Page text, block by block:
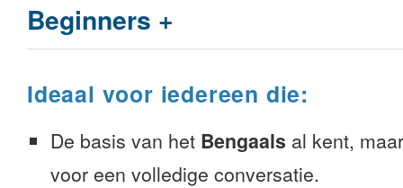
Beginners +
Ideaal voor iedereen die:
De basis van het Bengaals al kent,
voor een volledige conversatie.